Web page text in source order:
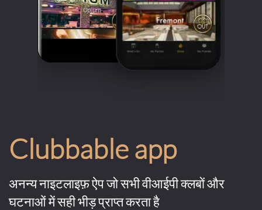
Clubbable app
अनन्य नाइटलाइफ़ ऐप जो सभी वीआईपी क्लबों और
घटनाओं में सही भीड़ प्राप्त करता है